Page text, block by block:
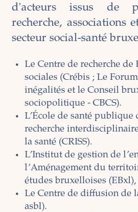
d'acteurs issus de
recherche, associations
secteur social-santé
Le Centre de recherche
sociales (Crébis ; Le
inégalités et le Conseil
sociopolitique - CBCS).
L’École de santé publique
recherche
la santé (CRISS).
L’Institut de gestion de
l’Aménagement du
études bruxelloises (EBxl),
Le Centre de diffusion de
asbl).